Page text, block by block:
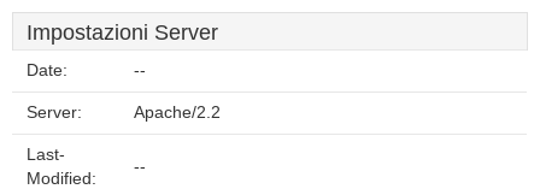
Impostazioni Server
Date: --
Server: Apache/2.2
Last-
Modified:
--